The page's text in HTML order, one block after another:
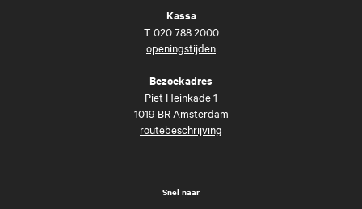
Kassa
T 020 788 2000
openingstijden
Bezoekadres
Piet Heinkade 1
1019 BR Amsterdam
routebeschrijving
Snel naar